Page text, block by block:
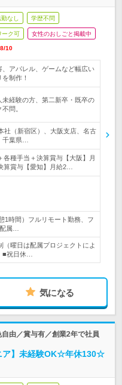
勤なし 学歴不問
ーク可 女性のおしごと掲載中
10
アパレル、ゲームなど幅広い
制作！
経験の方、第二新卒・既卒の
問。
社（新宿区）、大阪支店、名古
千葉県…
各種手当＋決算賞与【大阪】月
算賞与【愛知】月給2…
時間）フルリモート勤務、フ
属…
（曜日は配属プロジェクトによ
■祝日休…
気になる
由／賞与有／創業2年で社員
ア】未経験OK☆年休130☆